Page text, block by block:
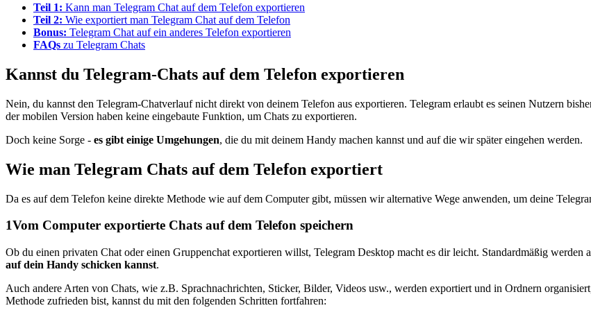
Teil 1: Kann man Telegram Chat auf dem Telefon exportieren
Teil 2: Wie exportiert man Telegram Chat auf dem Telefon
Bonus: Telegram Chat auf ein anderes Telefon exportieren
FAQs zu Telegram Chats
Kannst du Telegram-Chats auf dem Telefon exportieren
Nein, du kannst den Telegram-Chatverlauf nicht direkt von deinem Telefon aus exportieren. Telegram erlaubt es seinen Nutzern
der mobilen Version haben keine eingebaute Funktion, um Chats zu exportieren.
Doch keine Sorge - es gibt einige Umgehungen, die du mit deinem Handy machen kannst und auf die wir später eingehen werden.
Wie man Telegram Chats auf dem Telefon exportiert
Da es auf dem Telefon keine direkte Methode wie auf dem Computer gibt, müssen wir alternative Wege anwenden, um deine
1Vom Computer exportierte Chats auf dem Telefon speichern
Ob du einen privaten Chat oder einen Gruppenchat exportieren willst, Telegram Desktop macht es dir leicht. Standardmäßig werden
auf dein Handy schicken kannst.
Auch andere Arten von Chats, wie z.B. Sprachnachrichten, Sticker, Bilder, Videos usw., werden exportiert und in Ordnern
Methode zufrieden bist, kannst du mit den folgenden Schritten fortfahren: